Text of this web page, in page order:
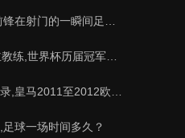
瞬间足球的速度有多快？？
界杯历届冠军球队教练
至2012欧冠赛程&nbs
球一场时间多久？